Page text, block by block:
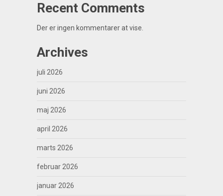
Recent Comments
Der er ingen kommentarer at vise.
Archives
juli 2026
juni 2026
maj 2026
april 2026
marts 2026
februar 2026
januar 2026